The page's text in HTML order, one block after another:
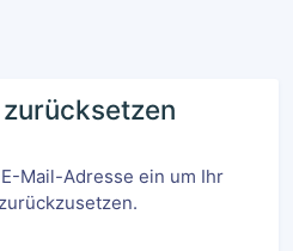
Mail-Adresse ein um Ihr